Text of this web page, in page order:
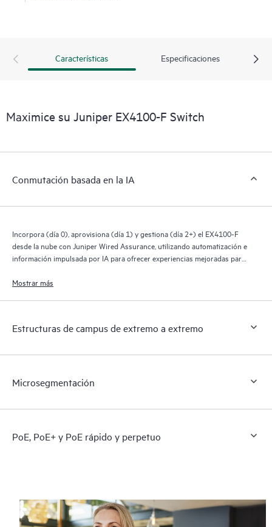
Características Especificaciones
Maximice su Juniper EX4100-F Switch
Conmutación basada en la IA
Incorpora (día 0), aprovisiona (día 1) y gestiona (día 2+) el EX4100-F
desde la nube con Juniper Wired Assurance, utilizando automatización e
información impulsada por IA para ofrecer experiencias mejoradas para
Mostrar más
Estructuras de campus de extremo a extremo
Microsegmentación
PoE, PoE+ y PoE rápido y perpetuo